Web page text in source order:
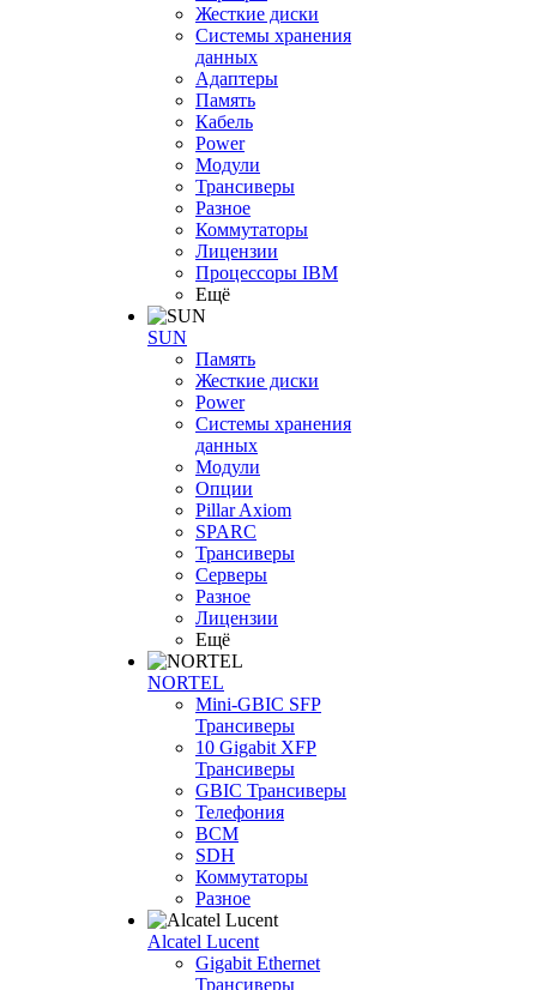
Жесткие диски
Системы хранения
данных
Адаптеры
Память
Кабель
Power
Модули
Трансиверы
Разное
Коммутаторы
Лицензии
Процессоры IBM
Ещё
SUN
Память
Жесткие диски
Power
Системы хранения
данных
Модули
Опции
Pillar Axiom
SPARC
Трансиверы
Серверы
Разное
Лицензии
Ещё
NORTEL
Mini-GBIC SFP
Трансиверы
10 Gigabit XFP
Трансиверы
GBIC Трансиверы
Телефония
BCM
SDH
Коммутаторы
Разное
Alcatel Lucent
Gigabit Ethernet
Трансиверы